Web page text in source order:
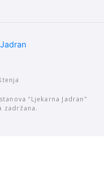
“Ljekarna Jadran”
zadržana.